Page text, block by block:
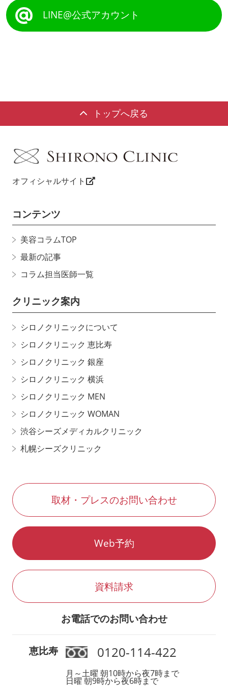
LINE@公式アカウント
トップへ戻る
オフィシャルサイト
コンテンツ
美容コラムTOP
最新の記事
コラム担当医師一覧
クリニック案内
シロノクリニックについて
シロノクリニック 恵比寿
シロノクリニック 銀座
シロノクリニック 横浜
シロノクリニック MEN
シロノクリニック WOMAN
渋谷シーズメディカルクリニック
札幌シーズクリニック
取材・プレスのお問い合わせ
Web予約
資料請求
お電話でのお問い合わせ
恵比寿 0120-114-422
月～土曜 朝10時から夜7時まで
日曜 朝9時から夜6時まで